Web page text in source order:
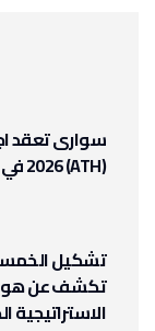
سوارى تعقد
(ATH) 2026 في الدوحة، قطر
تشكيل
تكشف عن
الاستراتيجية